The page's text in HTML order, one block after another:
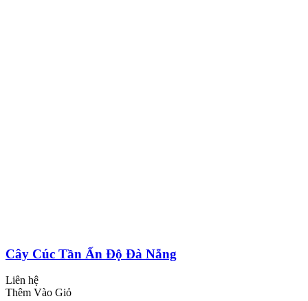
Cây Cúc Tần Ấn Độ Đà Nẵng
Liên hệ
Thêm Vào Giỏ